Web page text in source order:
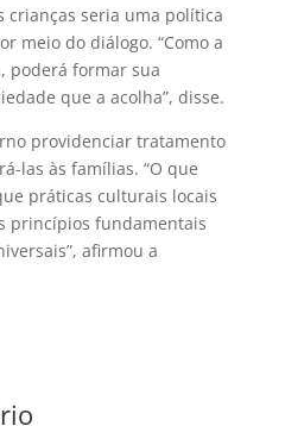
crianças seria uma política
meio do diálogo. “Como a
poderá formar sua
que a acolha”, disse.
providenciar tratamento
las às famílias. “O que
práticas culturais locais
princípios fundamentais
afirmou a